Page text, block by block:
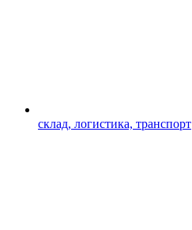
склад, логистика, транспорт